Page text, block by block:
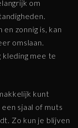
om
zonnig is, kan
omslaan.
kleding mee te
kunt
sjaal of muts
Zo kun je blijven